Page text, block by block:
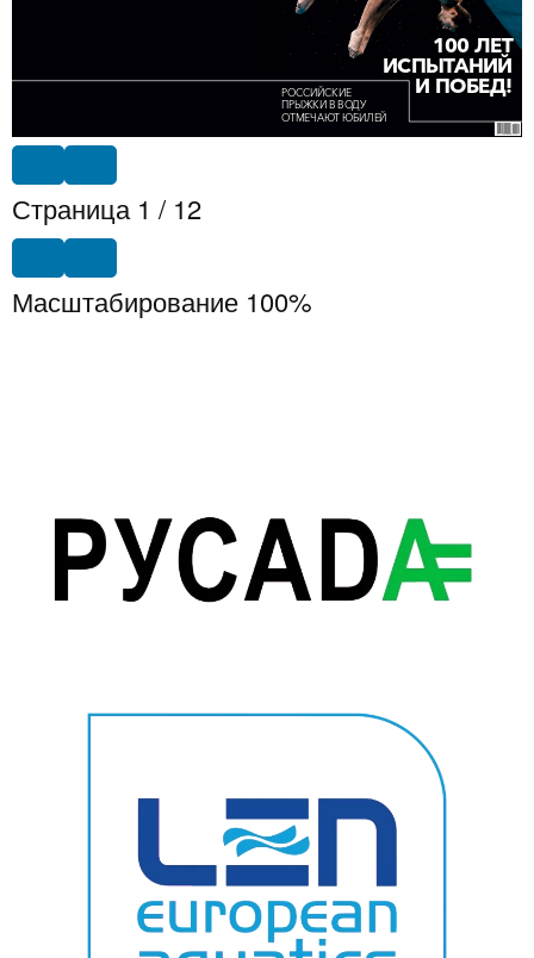
Страница 1 / 12
Масштабирование 100%